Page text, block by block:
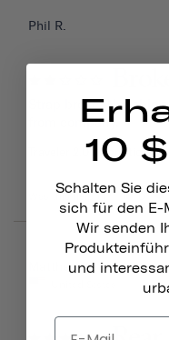
Phil R.
Strap broke. Not
from company.
Traveler 2.0 Magnetic
Was this helpful? 0
Matthew W.
10
Schalten Sie
sich für den E-
Wir senden
und